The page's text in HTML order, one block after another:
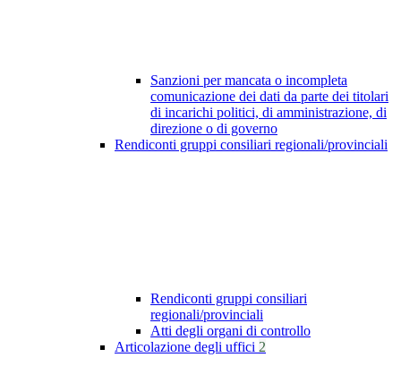
Sanzioni per mancata o incompleta
comunicazione dei dati da parte dei titolari
di incarichi politici, di amministrazione, di
direzione o di governo
Rendiconti gruppi consiliari regionali/provinciali
Rendiconti gruppi consiliari
regionali/provinciali
Atti degli organi di controllo
Articolazione degli uffici 2